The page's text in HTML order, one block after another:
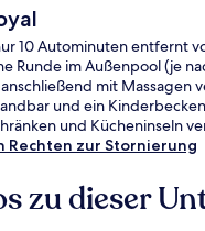
10 Autominuten entfernt
Runde im Außenpool (je
mit Massagen
und ein
und Kücheninseln
Rechten zur Stornierung
zu dieser